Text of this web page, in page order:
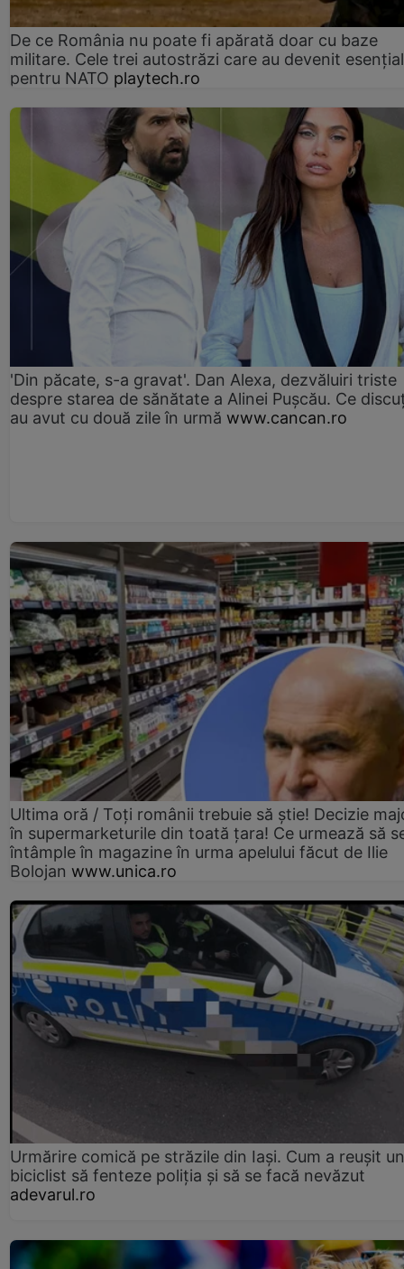
De ce România nu poate fi apărată doar cu baze
militare. Cele trei autostrăzi care au devenit
pentru NATO playtech.ro
'Din păcate, s-a gravat'. Dan Alexa, dezvăluiri triste
despre starea de sănătate a Alinei Pușcău. Ce
au avut cu două zile în urmă www.cancan.ro
Ultima oră / Toți românii trebuie să știe! Decizie
în supermarketurile din toată țara! Ce urmează să
întâmple în magazine în urma apelului făcut de Ilie
Bolojan www.unica.ro
Urmărire comică pe străzile din Iași. Cum a reușit un
biciclist să fenteze poliția și să se facă nevăzut
adevarul.ro